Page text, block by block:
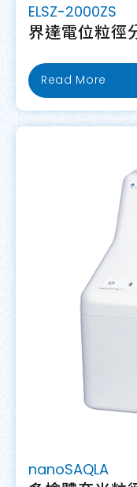
ELSZ-2000ZS
界達電位粒徑
Read More
nanoSAQLA